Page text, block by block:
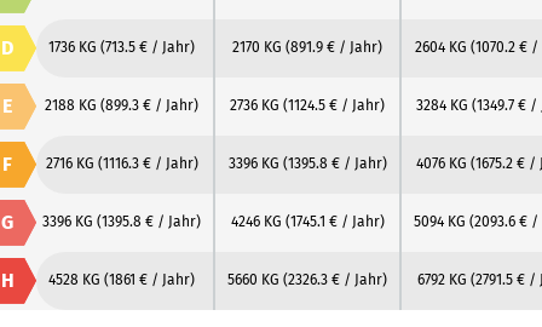
D 1736 KG (713.5 € / Jahr) 2170 KG (891.9 € / Jahr) 2604 KG (1070.2 € /
E 2188 KG (899.3 € / Jahr) 2736 KG (1124.5 € / Jahr) 3284 KG (1349.7 € /
F 2716 KG (1116.3 € / Jahr) 3396 KG (1395.8 € / Jahr) 4076 KG (1675.2 € /
G 3396 KG (1395.8 € / Jahr) 4246 KG (1745.1 € / Jahr) 5094 KG (2093.6 € /
H 4528 KG (1861 € / Jahr) 5660 KG (2326.3 € / Jahr) 6792 KG (2791.5 € /